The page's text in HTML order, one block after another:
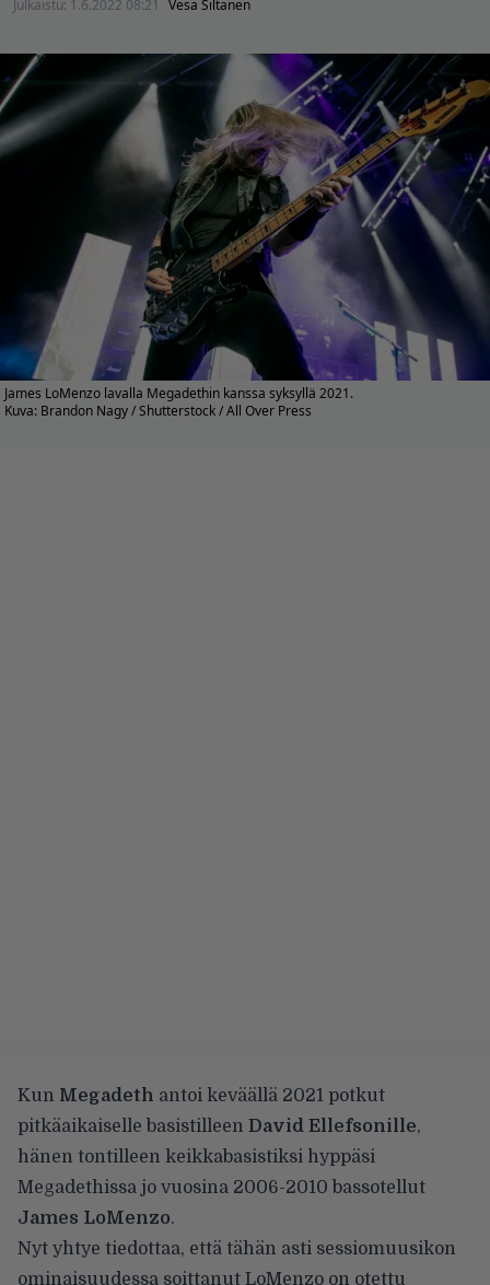
Julkaistu: 1.6.2022 08:21 Vesa Siltanen
James LoMenzo lavalla Megadethin kanssa syksyllä 2021.
Kuva: Brandon Nagy / Shutterstock / All Over Press
Kun Megadeth antoi keväällä 2021 potkut
pitkäaikaiselle basistilleen David Ellefsonille,
hänen tontilleen keikkabasistiksi hyppäsi
Megadethissa jo vuosina 2006-2010 bassotellut
James LoMenzo.
Nyt yhtye tiedottaa, että tähän asti sessiomuusikon
ominaisuudessa soittanut LoMenzo on otettu